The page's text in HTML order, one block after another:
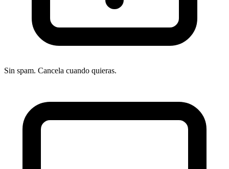
Sin spam. Cancela cuando quieras.